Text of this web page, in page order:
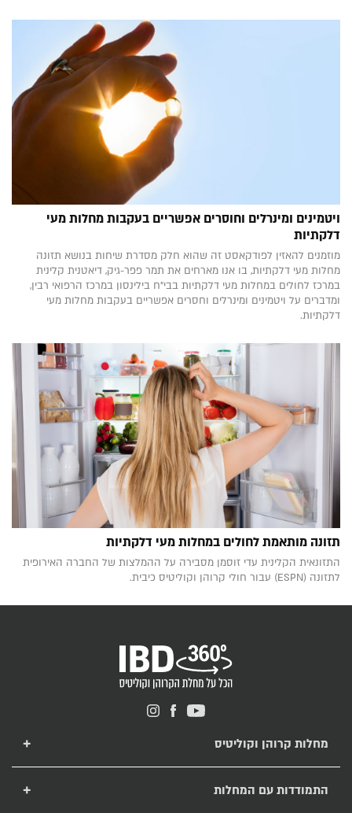
ויטמינים ומינרלים וחוסרים אפשריים בעקבות מחלות מעי
דלקתיות
מוזמנים להאזין לפודקאסט זה שהוא חלק מסדרת שיחות בנושא תזונה
מחלות מעי דלקתיות, בו אנו מארחים את תמר פפר-גיק, דיאטנית קלינית
במרכז לחולים במחלות מעי דלקתיות בבי"ח בילינסון במרכז הרפואי רבין,
ומדברים על ויטמינים ומינרלים וחסרים אפשריים בעקבות מחלות מעי
דלקתיות.
תזונה מותאמת לחולים במחלות מעי דלקתיות
התזונאית הקלינית עדי זוסמן מסבירה על ההמלצות של החברה האירופית
לתזונה (ESPN) עבור חולי קרוהן וקוליטיס כיבית.
מחלות קרוהן וקוליטיס
מחלת קרוהן
מחלת קוליטיס כיבית
התמודדות עם המחלות